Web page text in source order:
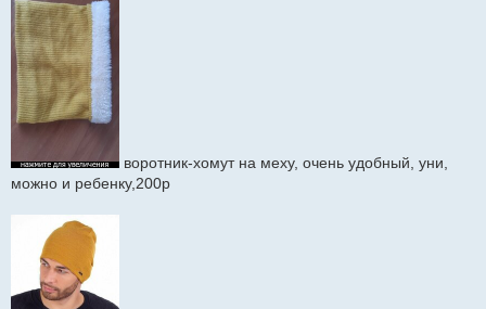
воротник-хомут на меху, очень удобный, уни,
можно и ребенку,200р